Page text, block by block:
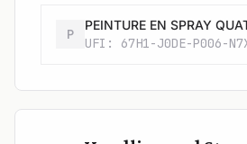
P
PEINTURE EN SPRAY
UFI: 67H1-J0DE-P006-